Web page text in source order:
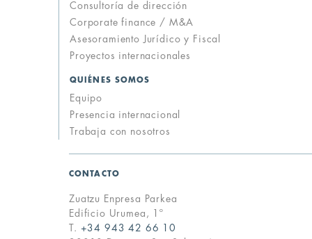
Consultoría de dirección
Corporate finance / M&A
Asesoramiento Jurídico y Fiscal
Proyectos internacionales
QUIÉNES SOMOS
Equipo
Presencia internacional
Trabaja con nosotros
CONTACTO
Zuatzu Enpresa Parkea
Edificio Urumea, 1º
T. +34 943 42 66 10